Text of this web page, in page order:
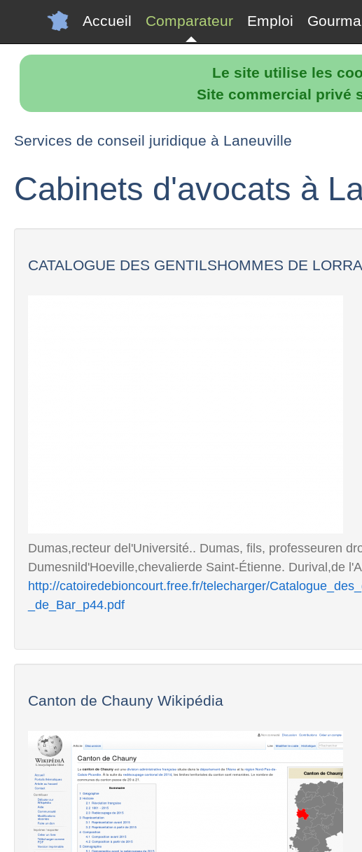
Le site utilise les
Site commercial privé
Accueil Comparateur Emploi
Services de conseil juridique à Laneuville
Cabinets d'avocats à
CATALOGUE DES GENTILSHOMMES DE
Dumas,recteur del'Université.. Dumas, fils, professeuren
Dumesnild'Hoeville,chevalierde Saint-Étienne. Durival,de
http://catoiredebioncourt.free.fr/telecharger/
_de_Bar_p44.pdf
Canton de Chauny Wikipédia